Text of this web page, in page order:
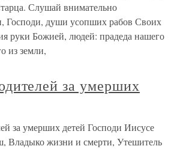
Слушай внимательно
Господи, души усопших рабов Своих
руки Божией, людей: прадеда нашего
из земли,
за умерших
за умерших детей Господи Иисусе
Владыко жизни и смерти, Утешитель